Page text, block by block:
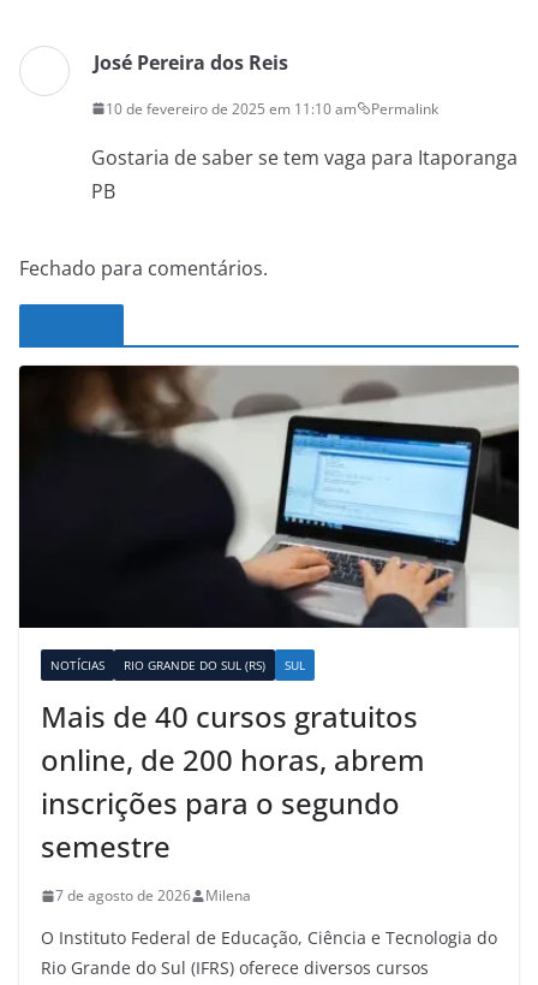
José Pereira dos Reis
10 de fevereiro de 2025 em 11:10 am Permalink
Gostaria de saber se tem vaga para Itaporanga
PB
Fechado para comentários.
NOTÍCIAS RIO GRANDE DO SUL (RS) SUL
Mais de 40 cursos gratuitos
online, de 200 horas, abrem
inscrições para o segundo
semestre
7 de agosto de 2026 Milena
O Instituto Federal de Educação, Ciência e Tecnologia do
Rio Grande do Sul (IFRS) oferece diversos cursos